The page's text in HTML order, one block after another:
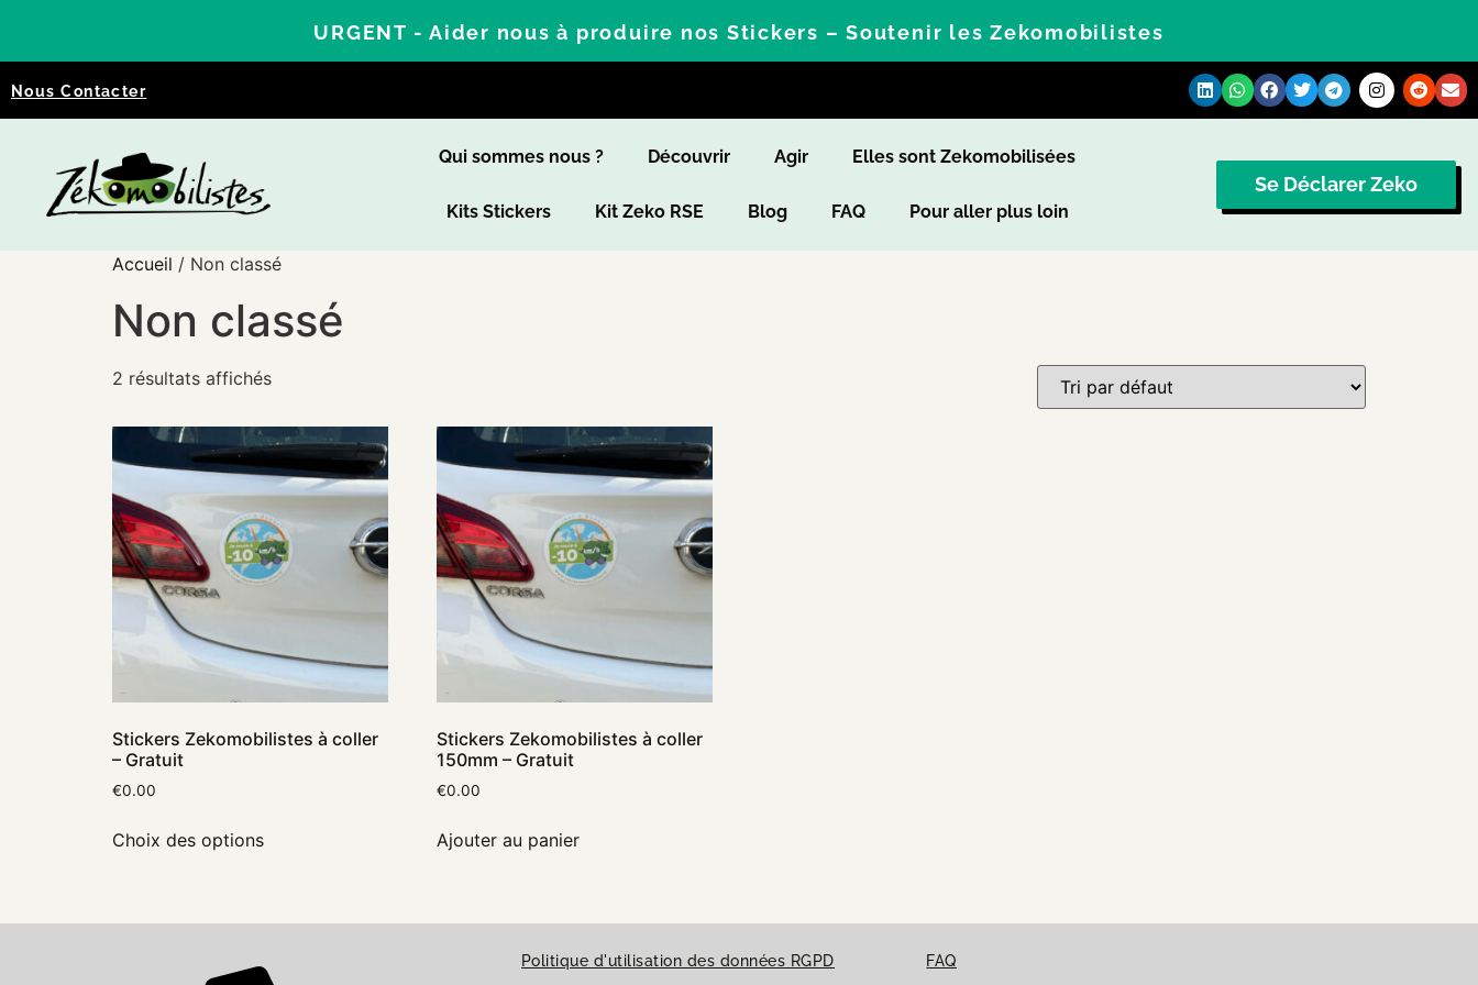
URGENT - Aider nous à produire nos Stickers – Soutenir les Zekomobilistes
Nous Contacter
Qui sommes nous ? Découvrir Agir Elles sont Zekomobilisées
Kits Stickers Kit Zeko RSE Blog FAQ Pour aller plus loin
Se Déclarer Zeko
Accueil / Non classé
Non classé
2 résultats affichés
Stickers Zekomobilistes à coller
– Gratuit
€0.00
Choix des options
Stickers Zekomobilistes à coller
150mm – Gratuit
€0.00
Ajouter au panier
Politique d'utilisation des données RGPD FAQ